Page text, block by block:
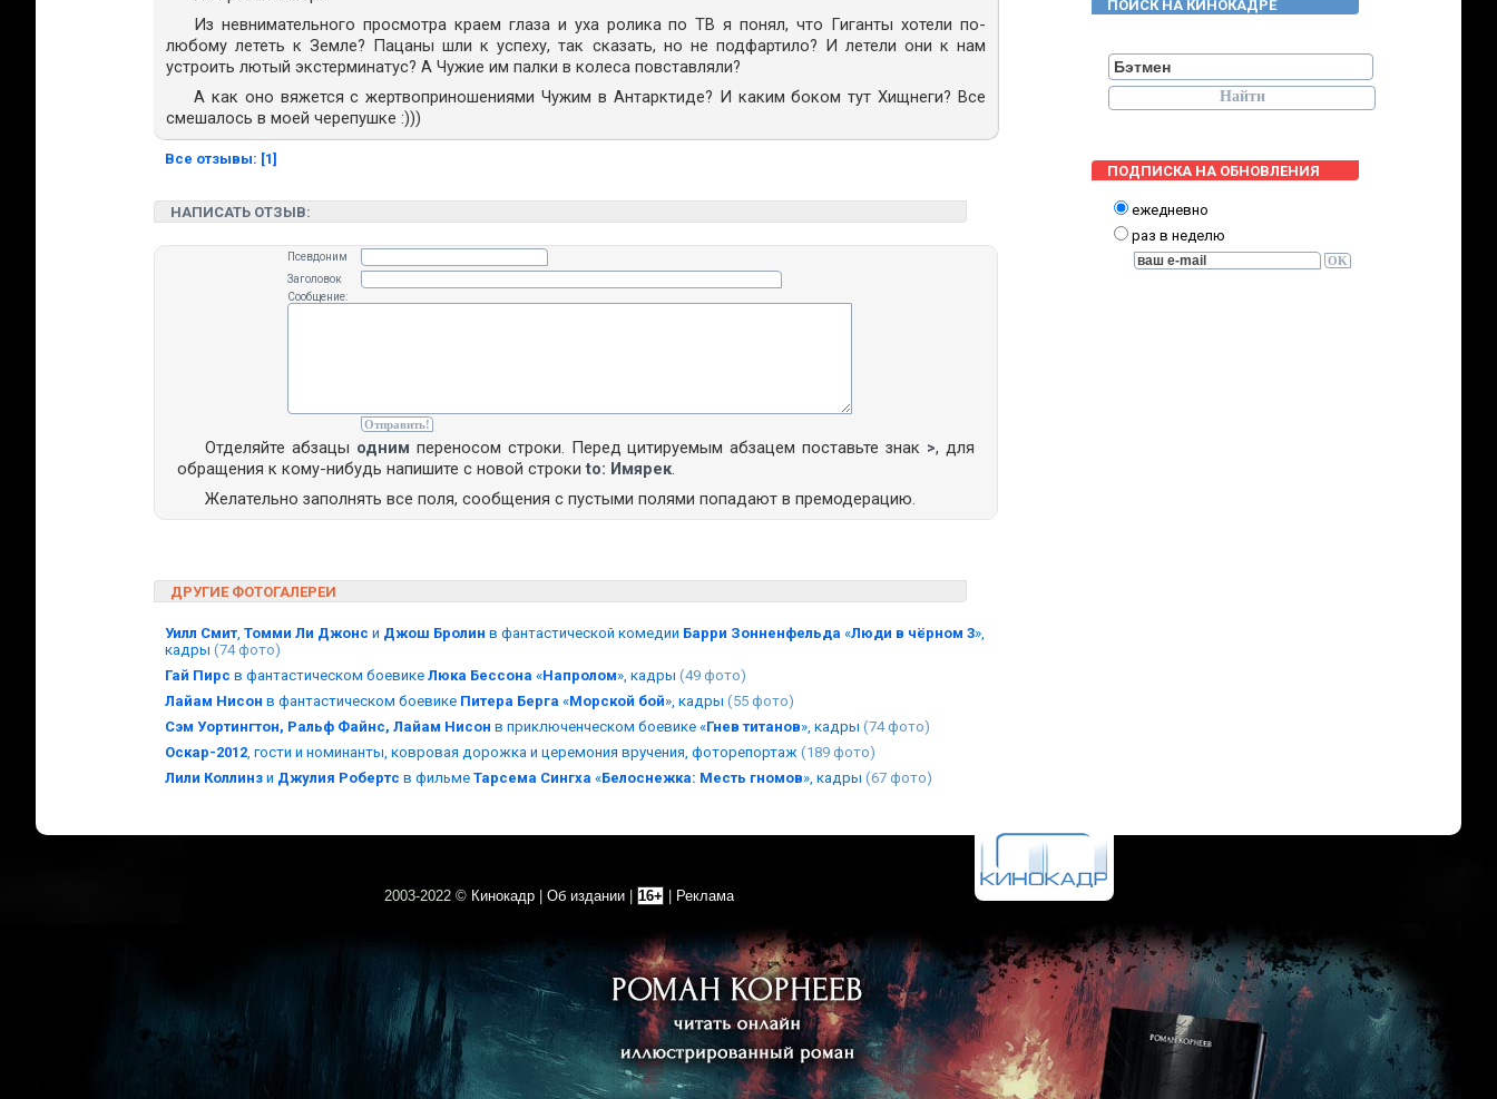
Из невнимательного просмотра краем глаза и уха ролика по ТВ я понял, что Гиганты хотели по-
любому лететь к Земле? Пацаны шли к успеху, так сказать, но не подфартило? И летели они к нам
устроить лютый экстерминатус? А Чужие им палки в колеса повставляли?
А как оно вяжется с жертвоприношениями Чужим в Антарктиде? И каким боком тут Хищнеги? Все
смешалось в моей черепушке :)))
Все отзывы: [1]
НАПИСАТЬ ОТЗЫВ:
Псевдоним
Заголовок
Сообщение:
Отделяйте абзацы одним переносом строки. Перед цитируемым абзацем поставьте знак >, для
обращения к кому-нибудь напишите с новой строки to: Имярек.
Желательно заполнять все поля, сообщения с пустыми полями попадают в премодерацию.
ДРУГИЕ ФОТОГАЛЕРЕИ
Уилл Смит, Томми Ли Джонс и Джош Бролин в фантастической комедии Барри Зонненфельда «Люди в чёрном 3»,
кадры (74 фото)
Гай Пирс в фантастическом боевике Люка Бессона «Напролом», кадры (49 фото)
Лайам Нисон в фантастическом боевике Питера Берга «Морской бой», кадры (55 фото)
Сэм Уортингтон, Ральф Файнс, Лайам Нисон в приключенческом боевике «Гнев титанов», кадры (74 фото)
Оскар-2012, гости и номинанты, ковровая дорожка и церемония вручения, фоторепортаж (189 фото)
Лили Коллинз и Джулия Робертс в фильме Тарсема Сингха «Белоснежка: Месть гномов», кадры (67 фото)
ПОИСК НА КИНОКАДРЕ
ПОДПИСКА НА ОБНОВЛЕНИЯ
ежедневно
раз в неделю
2003-2022 © Кинокадр Об издании| 16+ Реклама